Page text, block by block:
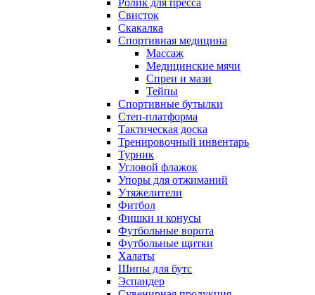
Ролик для пресса
Свисток
Скакалка
Спортивная медицина
Массаж
Медицинские мячи
Спреи и мази
Тейпы
Спортивные бутылки
Степ-платформа
Тактическая доска
Тренировочный инвентарь
Турник
Угловой флажок
Упоры для отжиманий
Утяжелители
Фитбол
Фишки и конусы
Футбольные ворота
Футбольные щитки
Халаты
Шипы для бутс
Эспандер